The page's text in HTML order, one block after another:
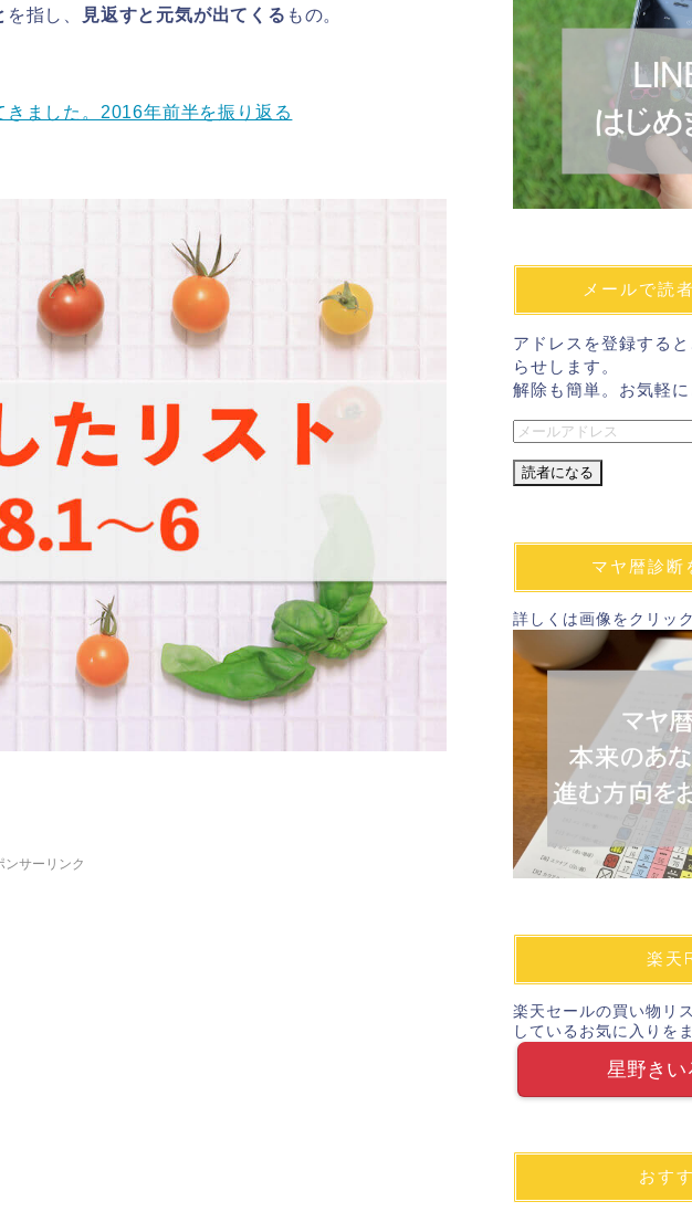
を指し、 見返すと元気が出てくる もの。
ました。2016年前半を振り返る
ンサーリンク
メールで読
アドレスを登録する
らせします。
解除も簡単。お気軽に
メ
ル
レ
マヤ暦診断
詳しくは画像をクリッ
楽天
楽天セールの買い物リ
しているお気に入りを
星野きい
おす